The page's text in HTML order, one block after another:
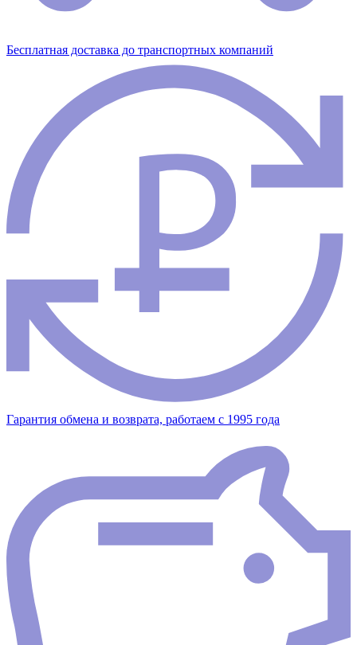
Бесплатная доставка до транспортных компаний
Гарантия обмена и возврата, работаем с 1995 года